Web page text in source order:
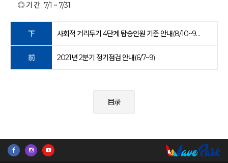
◎ 기 간 : 7/1 ~ 7/31
下 사회적 거리두기 4단계 탑승인원 기준 안내(8/10~9/5)
前 2021년 2분기 정기점검 안내(6/7~9)
目录